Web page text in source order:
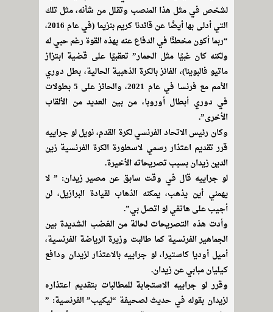
لشخص في مثل هذا المنصب وتقلل من شأنه، مثل تلك
التي أدلى بها أيضًا عن قائدنا كريم بنزيما (في عام 2016،
“ربما أكون مخطئًا في الدفاع عنه بهذه القوة رغم حبي له
ولكنه كان غبيًا مثل الحمار” تعقبيًا على قضية ابتزاز
ماتيو فالبوينا)، الفائز بالكرة الذهبية الحالية، بطل دوري
الأمم مع فرنسا في عام 2021، والحائز على 5 بطولات
في دوري أبطال أوروبا، من بين العديد من الألقاب
الأخرى”.
وكان رئيس الاتحاد الفرنسي لكرة القدم، نويل لو جراييه
قرر تقديم اعتذار رسمي لاسطورة الكرة الفرنسية زين
الدين زيدان بسبب تصريحاته الأخيرة.
لو جراييه قال في وقت سابق عن مصير زيدان: ” لا
يهمني أين يذهب، يمكنه الذهاب لقيادة البرازيل، لن
أجيب على هاتفي لو اتصل بي”.
وأدت هذه التصريحات لحالة من الغضب الشديدة بين
الجماهير الفرنسية كما طالبت وزيرة الرياضة الفرنسية،
أميل أوديا كاستيرا، لو جراييه بالاعتذار لزيدان ودافع
كيليان مبابي عن زيدان.
وقرر لو جراييه الاستجابة للمطالبات بتقديم اعتذاره
لزيدان بقوله في حديث لصحيفة “ليكيب” الفرنسية: ”